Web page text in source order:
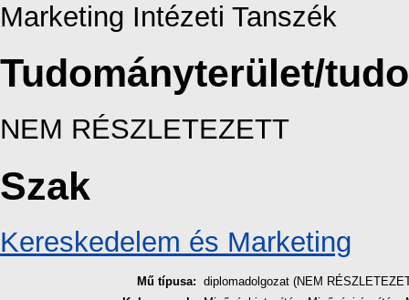
Marketing Intézeti Tanszék
Tudományterület/
NEM RÉSZLETEZETT
Szak
Kereskedelem és Marketing
Mű típusa: diplomadolgozat (NEM